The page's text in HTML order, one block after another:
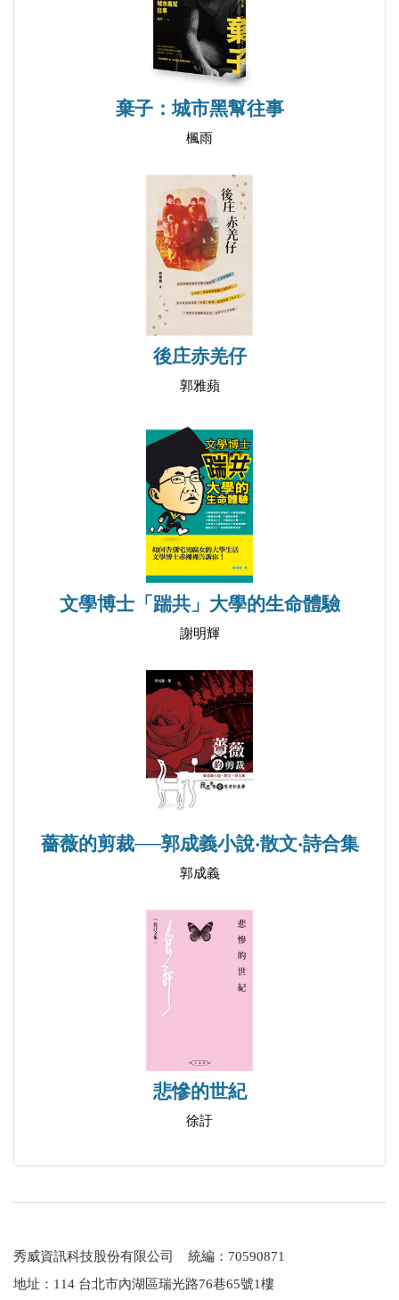
棄子：城市黑幫往事
楓雨
後庄赤羌仔
郭雅蘋
文學博士「踹共」大學的生命體驗
謝明輝
薔薇的剪裁──郭成義小說‧散文‧詩合集
郭成義
悲慘的世紀
徐訏
秀威資訊科技股份有限公司 統編：70590871
地址：114 台北市內湖區瑞光路76巷65號1樓